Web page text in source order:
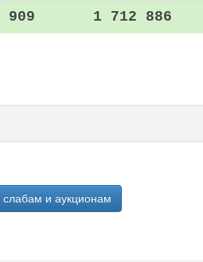
909 1 712 886
слабам и аукционам